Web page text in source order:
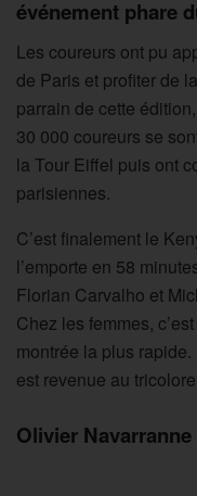
événement phare
Les coureurs ont pu
de Paris et profiter de
parrain de cette
30 000 coureurs se
la Tour Eiffel puis ont
parisiennes.
C’est finalement le
l’emporte en 58
Florian Carvalho et
Chez les femmes,
montrée la plus
est revenue au
Olivier Navarranne